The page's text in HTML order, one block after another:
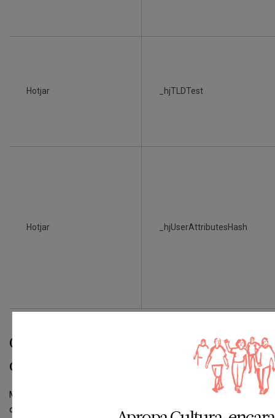
Hotjar _hjTLDTest
Hotjar _hjUserAttributesHash
Garanties complementàries – Gestió
de cookies
Molts navegadors permeten activar un mode privat mitjançant el
qual les cookies s’esborren sempre després de la seva visita.